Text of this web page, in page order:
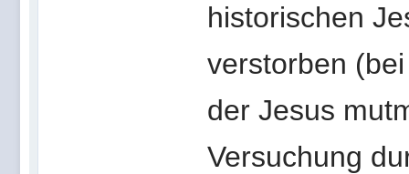
historischen
verstorben
der Jesus
Versuchung